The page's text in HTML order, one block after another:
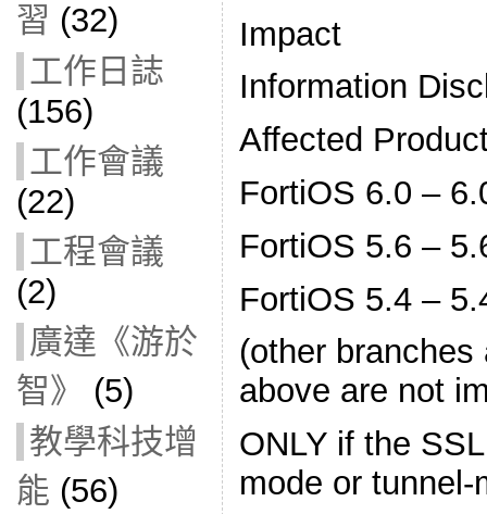
習 (32)
工作日誌
(156)
工作會議
(22)
工程會議
(2)
廣達《游於
智》
(5)
教學科技增
能 (56)
Impact
Information
Affected
FortiOS 6.0 –
FortiOS 5.6 –
FortiOS 5.4 –
(other
above are not
ONLY if the
mode or